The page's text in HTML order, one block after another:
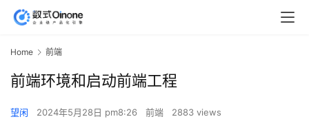
Home 前端
前端环境和启动前端工程
望闲 2024年5月28日 pm8:26 前端 2883 views